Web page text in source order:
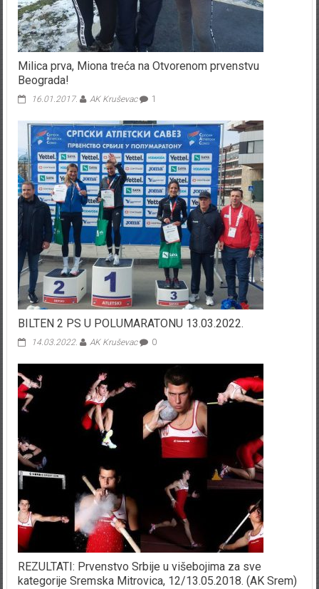
Milica prva, Miona treća na Otvorenom prvenstvu
Beograda!
16.01.2017. AK Kruševac 1
BILTEN 2 PS U POLUMARATONU 13.03.2022.
14.03.2022. AK Kruševac 0
REZULTATI: Prvenstvo Srbije u višebojima za sve
kategorije Sremska Mitrovica, 12/13.05.2018. (AK Srem)